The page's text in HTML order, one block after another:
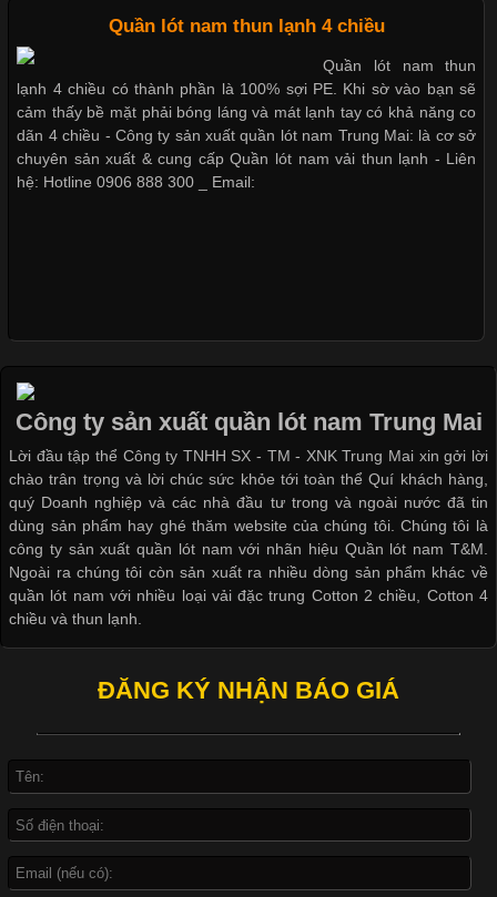
Cập nhật 2026-05-20 14:58:56
Vải thun là một trong những chất liệu được sử dụng rộng rãi
nhất trong ngành thời trang nhờ đặc tính co giãn, mềm mại và
thoải mái khi mặc. Từ áo thun, đồ thể thao cho đến đồ lót nam,
vải thun luôn đóng vai trò quan trọng trong quá trình sản xuất.
Hiện nay, nhu cầu tìm kiếm quần lót nam giá
Các Form Áo Thun Phổ Biến Hiện Nay Và Xu Hướng Trong
Ngành May Mặc Áo thun là một trong những trang phục quen
thuộc và được sử dụng phổ biến nhất hiện nay. Không chỉ đa
dạng về màu sắc hay chất liệu, áo thun còn có nhiều form dáng
khác nhau để phù hợp với từng phong cách thời trang và nhu
cầu
Khám Phá Áo Phông Trang Phục Phổ Biến Nhất Hiện Nay
Áo phông là một trong những trang phục phổ biến nhất trong
Không chỉ xuất hiện trong thời trang thường ngày, áo phông còn
được ứng dụng rộng rãi trong ngành sản xuất may mặc, đặc
biệt là các sản phẩm từ vải thun. Hiện nay,
Dễ chịu hơn với quần lót nam giá rẻ vải Cotton 4 chiều
Quần lót nam thun lạnh 4 chiều
Quần lót nam thun
lạnh 4 chiều có thành phần là 100% sợi PE. Khi sờ vào bạn sẽ
cảm thấy bề mặt phải bóng láng và mát lạnh tay có khả năng co
dãn 4 chiều - Công ty sản xuất quần lót nam Trung Mai: là cơ sở
chuyên sản xuất & cung cấp Quần lót nam vải thun lạnh - Liên
hệ: Hotline 0906 888 300 _ Email:
Công ty sản xuất quần lót nam Trung Mai
Lời đầu tập thể Công ty TNHH SX - TM - XNK Trung Mai xin gởi lời
chào trân trọng và lời chúc sức khỏe tới toàn thể Quí khách hàng,
quý Doanh nghiệp và các nhà đầu tư trong và ngoài nước đã tin
dùng sản phẩm hay ghé thăm website của chúng tôi. Chúng tôi là
công ty sản xuất quần lót nam với nhãn hiệu Quần lót nam T&M.
Ngoài ra chúng tôi còn sản xuất ra nhiều dòng sản phẩm khác về
quần lót nam với nhiều loại vải đặc trung Cotton 2 chiều, Cotton 4
chiều và thun lạnh.
ĐĂNG KÝ NHẬN BÁO GIÁ